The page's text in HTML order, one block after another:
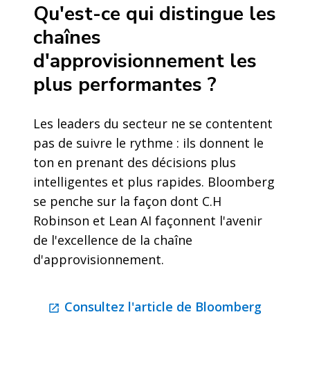
Qu'est-ce qui distingue les
chaînes
d'approvisionnement les
plus performantes ?
Les leaders du secteur ne se contentent
pas de suivre le rythme : ils donnent le
ton en prenant des décisions plus
intelligentes et plus rapides. Bloomberg
se penche sur la façon dont C.H
Robinson et Lean AI façonnent l'avenir
de l'excellence de la chaîne
d'approvisionnement.
Consultez l'article de Bloomberg